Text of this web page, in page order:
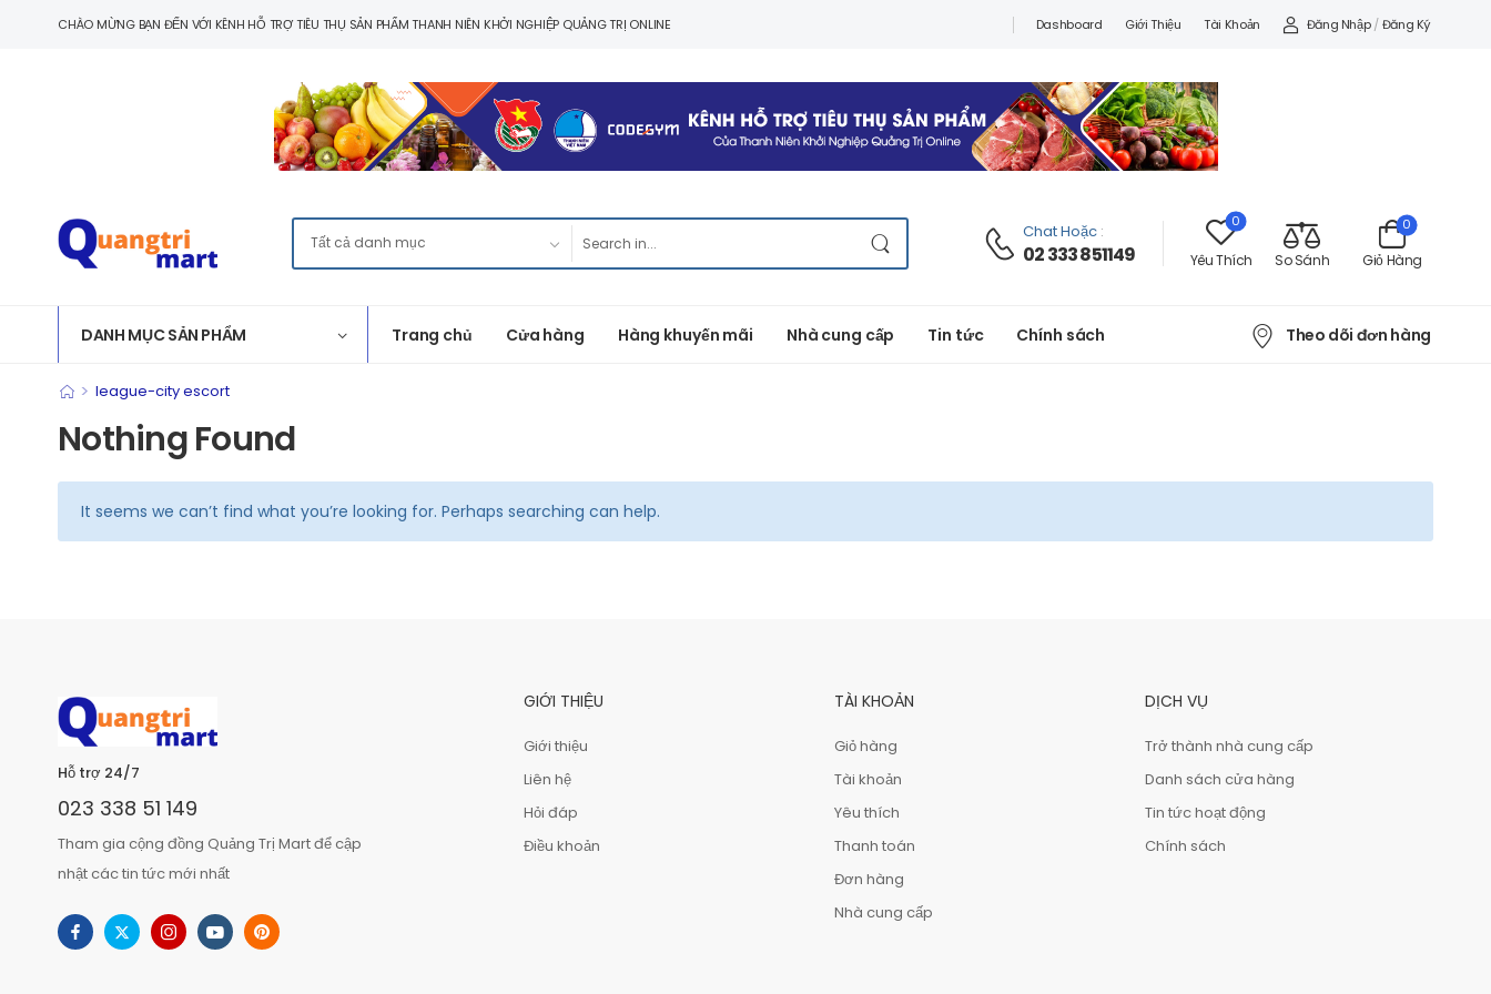
CHÀO MỪNG BẠN ĐẾN VỚI KÊNH HỖ TRỢ TIÊU THỤ SẢN PHẨM THANH NIÊN KHỞI NGHIỆP QUẢNG TRỊ ONLINE Dashboard Giới Thiệu Tài Khoản Đăng Nhập / Đăng Ký
Chat Hoặc :
02 333 851149
0
Yêu Thích So Sánh Giỏ Hàng
0
DANH MỤC SẢN PHẨM Trang chủ Cửa hàng Hàng khuyến mãi Nhà cung cấp Tin tức Chính sách Theo dõi đơn hàng
> league-city escort
Nothing Found
It seems we can’t find what you’re looking for. Perhaps searching can help.
Hỗ trợ 24/7
023 338 51 149
Tham gia cộng đồng Quảng Trị Mart để cập
nhật các tin tức mới nhất
GIỚI THIỆU
Giới thiệu
Liên hệ
Hỏi đáp
Điều khoản
TÀI KHOẢN
Giỏ hàng
Tài khoản
Yêu thích
Thanh toán
Đơn hàng
Nhà cung cấp
DỊCH VỤ
Trở thành nhà cung cấp
Danh sách cửa hàng
Tin tức hoạt động
Chính sách